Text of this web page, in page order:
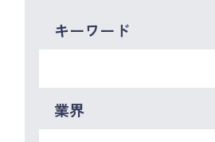
採用情報
CX向上情報サイト
キーワード
業界